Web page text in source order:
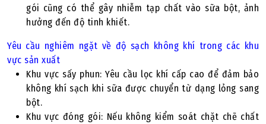
gói cũng có thể gây nhiễm tạp chất vào sữa bột, ảnh
hưởng đến độ tinh khiết.
Yêu cầu nghiêm ngặt về độ sạch không khí trong các khu
vực sản xuất
Khu vực sấy phun: Yêu cầu lọc khí cấp cao để đảm bảo
không khí sạch khi sữa được chuyển từ dạng lỏng sang
bột.
Khu vực đóng gói: Nếu không kiểm soát chặt chẽ chất